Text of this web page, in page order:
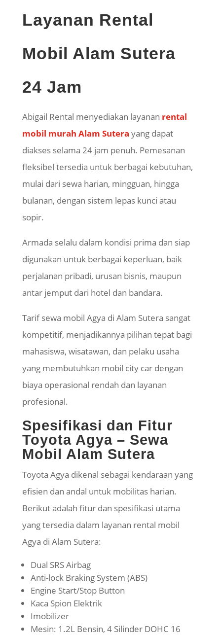
Layanan Rental
Mobil Alam Sutera
24 Jam
Abigail Rental menyediakan layanan rental
mobil murah Alam Sutera yang dapat
diakses selama 24 jam penuh. Pemesanan
fleksibel tersedia untuk berbagai kebutuhan,
mulai dari sewa harian, mingguan, hingga
bulanan, dengan sistem lepas kunci atau
sopir.
Armada selalu dalam kondisi prima dan siap
digunakan untuk berbagai keperluan, baik
perjalanan pribadi, urusan bisnis, maupun
antar jemput dari hotel dan bandara.
Tarif sewa mobil Agya di Alam Sutera sangat
kompetitif, menjadikannya pilihan tepat bagi
mahasiswa, wisatawan, dan pelaku usaha
yang membutuhkan mobil city car dengan
biaya operasional rendah dan layanan
profesional.
Spesifikasi dan Fitur
Toyota Agya – Sewa
Mobil Alam Sutera
Toyota Agya dikenal sebagai kendaraan yang
efisien dan andal untuk mobilitas harian.
Berikut adalah fitur dan spesifikasi utama
yang tersedia dalam layanan rental mobil
Agya di Alam Sutera:
Dual SRS Airbag
Anti-lock Braking System (ABS)
Engine Start/Stop Button
Kaca Spion Elektrik
Imobilizer
Mesin: 1.2L Bensin, 4 Silinder DOHC 16